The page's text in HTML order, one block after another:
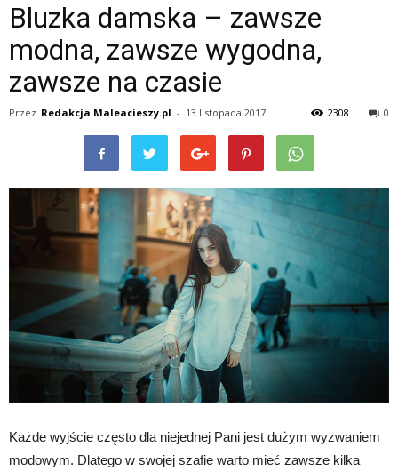
Bluzka damska – zawsze
modna, zawsze wygodna,
zawsze na czasie
Przez Redakcja Maleacieszy.pl - 13 listopada 2017 0
2308
Każde wyjście często dla niejednej Pani jest dużym wyzwaniem
modowym. Dlatego w swojej szafie warto mieć zawsze kilka